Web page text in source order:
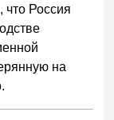
что Россия
на